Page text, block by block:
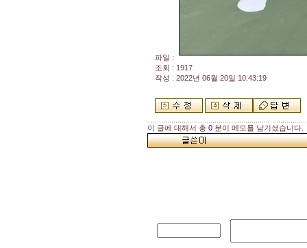
파일 :
조회 : 1917
작성 : 2022년 06월 20일 10:43:19
이 글에 대해서 총 0 분이 메모를 남기셨습니다.